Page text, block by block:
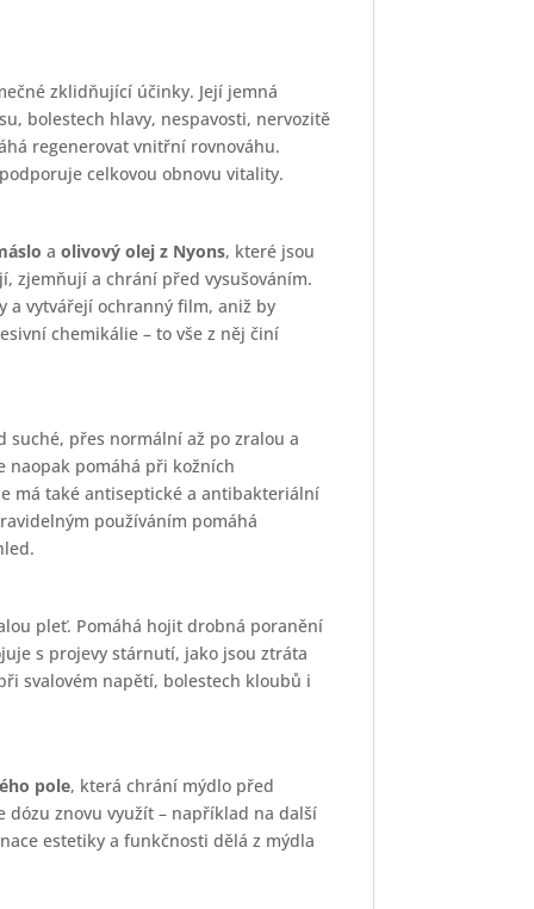
zklidňující účinky. Její jemná
bolestech hlavy, nespavosti, nervozitě
regenerovat vnitřní rovnováhu.
celkovou obnovu vitality.
a olivový olej z Nyons, které jsou
zjemňují a chrání před vysušováním.
a vytvářejí ochranný film, aniž by
chemikálie – to vše z něj činí
suché, přes normální až po zralou a
naopak pomáhá při kožních
má také antiseptické a antibakteriální
používáním pomáhá
pleť. Pomáhá hojit drobná poranění
s projevy stárnutí, jako jsou ztráta
svalovém napětí, bolestech kloubů i
pole, která chrání mýdlo před
dózu znovu využít – například na další
estetiky a funkčnosti dělá z mýdla